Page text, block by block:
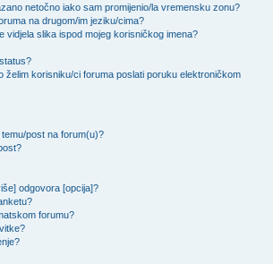
netočno iako sam promijenio/la vremensku zonu?
na drugom/im jeziku/cima?
vidjela slika ispod mojeg korisničkog imena?
želim korisniku/ci foruma poslati poruku elektroničkom
post na forum(u)?
odgovora [opcija]?
forumu?